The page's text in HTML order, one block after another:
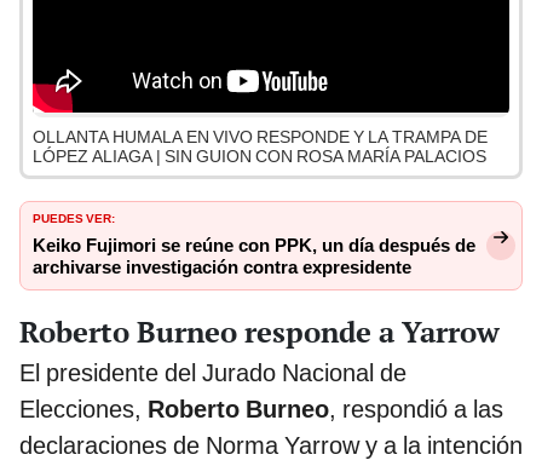
OLLANTA HUMALA EN VIVO RESPONDE Y LA TRAMPA DE
LÓPEZ ALIAGA | SIN GUION CON ROSA MARÍA PALACIOS
PUEDES VER:
Keiko Fujimori se reúne con PPK, un día después de
archivarse investigación contra expresidente
Roberto Burneo responde a Yarrow
El presidente del Jurado Nacional de
Elecciones, Roberto Burneo, respondió a las
declaraciones de Norma Yarrow y a la intención